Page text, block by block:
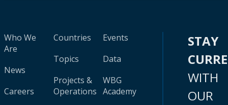
Who We
Are
News
Careers
Countries
Topics
Projects &
Operations
Events
Data
WBG
Academy
STAY
WITH
OUR